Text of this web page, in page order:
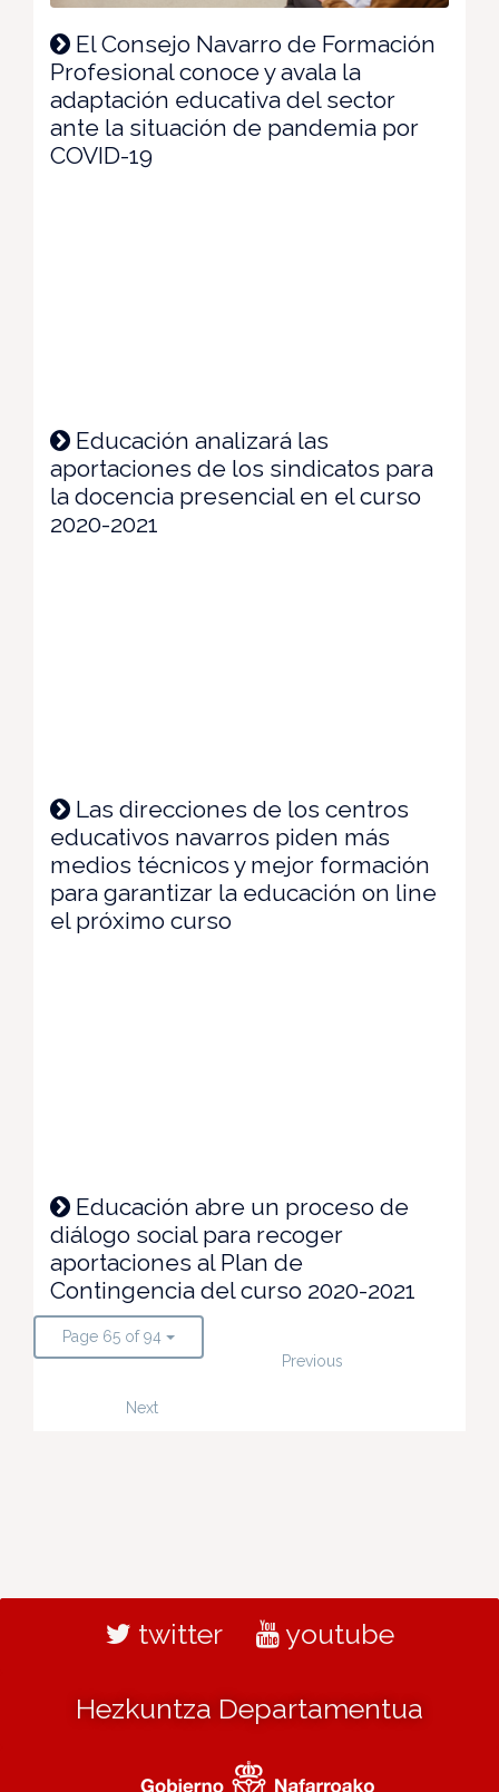
El Consejo Navarro de Formación
Profesional conoce y avala la
adaptación educativa del sector
ante la situación de pandemia por
COVID-19
Educación analizará las
aportaciones de los sindicatos para
la docencia presencial en el curso
2020-2021
Las direcciones de los centros
educativos navarros piden más
medios técnicos y mejor formación
para garantizar la educación on line
el próximo curso
Educación abre un proceso de
diálogo social para recoger
aportaciones al Plan de
Contingencia del curso 2020-2021
Page 65 of 94
Previous
Next
twitter youtube
Hezkuntza Departamentua